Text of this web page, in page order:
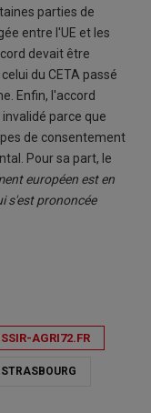
parties de
entre l'UE et les
devait être
du CETA passé
Enfin, l'accord
parce que
de consentement
Pour sa part, le
européen est en
s'est prononcée
AGRI72.FR
STRASBOURG